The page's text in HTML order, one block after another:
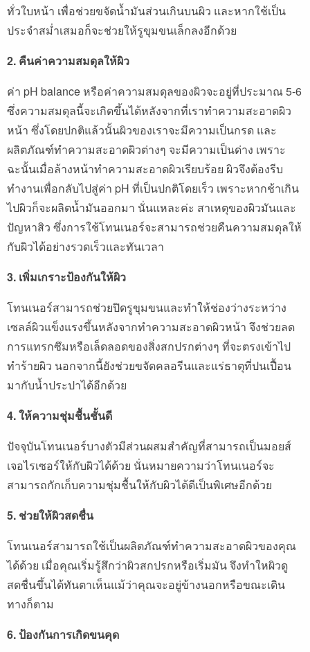
ทั่วใบหน้า เพื่อช่วยขจัดน้ำมันส่วนเกินบนผิว และหากใช้เป็น
ประจำสม่ำเสมอก็จะช่วยให้รูขุมขนเล็กลงอีกด้วย
2. คืนค่าความสมดุลให้ผิว
ค่า pH balance หรือค่าความสมดุลของผิวจะอยู่ที่ประมาณ 5-6
ซึ่งความสมดุลนี้จะเกิดขึ้นได้หลังจากที่เราทำความสะอาดผิว
หน้า ซึ่งโดยปกติแล้วนั้นผิวของเราจะมีความเป็นกรด และ
ผลิตภัณฑ์ทำความสะอาดผิวต่างๆ จะมีความเป็นด่าง เพราะ
ฉะนั้นเมื่อล้างหน้าทำความสะอาดผิวเรียบร้อย ผิวจึงต้องรีบ
ทำงานเพื่อกลับไปสู่ค่า pH ที่เป็นปกติโดยเร็ว เพราะหากช้าเกิน
ไปผิวก็จะผลิตน้ำมันออกมา นั่นแหละค่ะ สาเหตุของผิวมันและ
ปัญหาสิว ซึ่งการใช้โทนเนอร์จะสามารถช่วยคืนความสมดุลให้
กับผิวได้อย่างรวดเร็วและทันเวลา
3. เพิ่มเกราะป้องกันให้ผิว
โทนเนอร์สามารถช่วยปิดรูขุมขนและทำให้ช่องว่างระหว่าง
เซลล์ผิวแข็งแรงขึ้นหลังจากทำความสะอาดผิวหน้า จึงช่วยลด
การแทรกซึมหรือเล็ดลอดของสิ่งสกปรกต่างๆ ที่จะตรงเข้าไป
ทำร้ายผิว นอกจากนี้ยังช่วยขจัดคลอรีนและแร่ธาตุที่ปนเปื้อน
มากับน้ำประปาได้อีกด้วย
4. ให้ความชุ่มชื้นชั้นดี
ปัจจุบันโทนเนอร์บางตัวมีส่วนผสมสำคัญที่สามารถเป็นมอยส์
เจอไรเซอร์ให้กับผิวได้ด้วย นั่นหมายความว่าโทนเนอร์จะ
สามารถกักเก็บความชุ่มชื้นให้กับผิวได้ดีเป็นพิเศษอีกด้วย
5. ช่วยให้ผิวสดชื่น
โทนเนอร์สามารถใช้เป็นผลิตภัณฑ์ทำความสะอาดผิวของคุณ
ได้ด้วย เมื่อคุณเริ่มรู้สึกว่าผิวสกปรกหรือเริ่มมัน จึงทำใหผิวดู
สดชื่นขึ้นได้ทันตาเห็นแม้ว่าคุณจะอยู่ข้างนอกหรือขณะเดิน
ทางก็ตาม
6. ป้องกันการเกิดขนคุด